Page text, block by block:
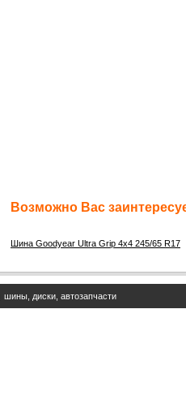
Возможно Вас
Шина Goodyear Ultra Grip 4x4 245/65 R17
шины, диски, автозапчасти